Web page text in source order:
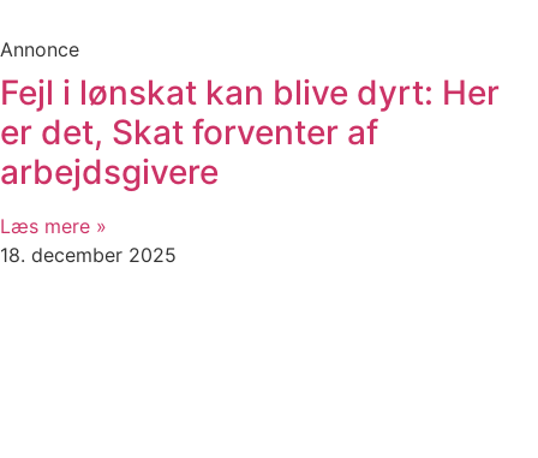
Annonce
Fejl i lønskat kan blive dyrt: Her
er det, Skat forventer af
arbejdsgivere
Læs mere »
18. december 2025